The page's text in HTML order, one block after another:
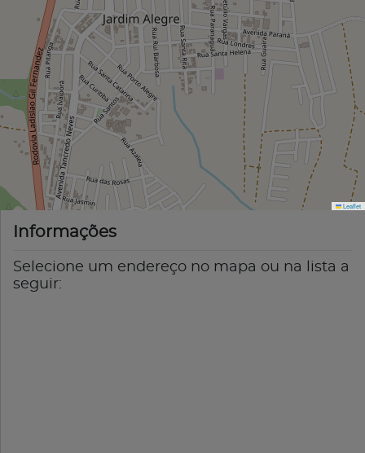
Leaflet
Informações
Selecione um endereço no mapa ou na lista a
seguir: